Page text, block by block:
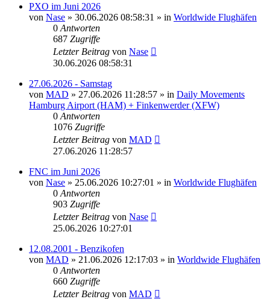
PXO im Juni 2026
von Nase » 30.06.2026 08:58:31 » in Worldwide Flughäfen
0 Antworten
687 Zugriffe
Letzter Beitrag von Nase
30.06.2026 08:58:31
27.06.2026 - Samstag
von MAD » 27.06.2026 11:28:57 » in Daily Movements
Hamburg Airport (HAM) + Finkenwerder (XFW)
0 Antworten
1076 Zugriffe
Letzter Beitrag von MAD
27.06.2026 11:28:57
FNC im Juni 2026
von Nase » 25.06.2026 10:27:01 » in Worldwide Flughäfen
0 Antworten
903 Zugriffe
Letzter Beitrag von Nase
25.06.2026 10:27:01
12.08.2001 - Benzikofen
von MAD » 21.06.2026 12:17:03 » in Worldwide Flughäfen
0 Antworten
660 Zugriffe
Letzter Beitrag von MAD